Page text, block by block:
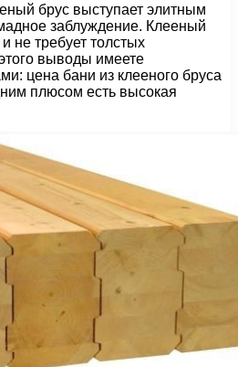
брус выступает элитным
заблуждение. Клееный
не требует толстых
выводы имеете
цена бани из клееного бруса
плюсом есть высокая